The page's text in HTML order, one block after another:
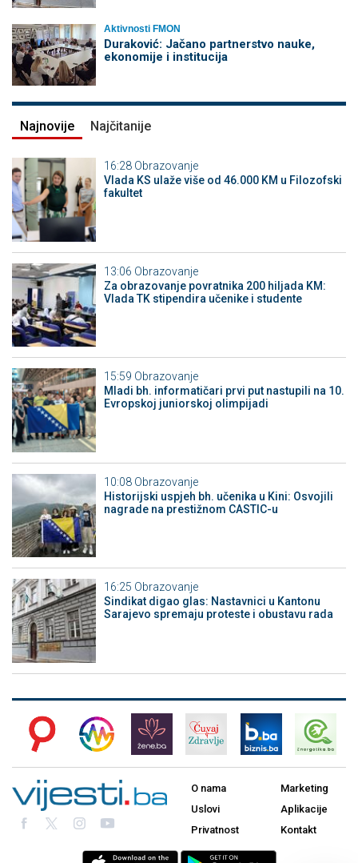
Aktivnosti FMON
Duraković: Jačano partnerstvo nauke,
ekonomije i institucija
Najnovije Najčitanije
16:28 Obrazovanje
Vlada KS ulaže više od 46.000 KM u Filozofski
fakultet
13:06 Obrazovanje
Za obrazovanje povratnika 200 hiljada KM:
Vlada TK stipendira učenike i studente
15:59 Obrazovanje
Mladi bh. informatičari prvi put nastupili na 10.
Evropskoj juniorskoj olimpijadi
10:08 Obrazovanje
Historijski uspjeh bh. učenika u Kini: Osvojili
nagrade na prestižnom CASTIC-u
16:25 Obrazovanje
Sindikat digao glas: Nastavnici u Kantonu
Sarajevo spremaju proteste i obustavu rada
O nama
Uslovi
Privatnost
Marketing
Aplikacije
Kontakt